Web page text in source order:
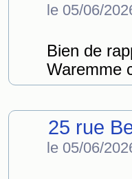
le 05/06/
Bien de
Waremme
25 rue
le 05/06/